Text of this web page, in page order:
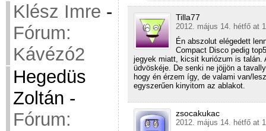
Klész Imre -
Fórum:
Kávézó2
Hegedüs
Zoltán -
Fórum:
Tilla77
2012. május 14. hétfő at
Én abszolut elégedett
Compact Disco pedig
jegyek miatt, kicsit kuriózum is talán.
üdvöskéje. De senki ne jöjjön a
hogy én érzem így, de valami van/
egyszerűen kinyitom az ablakot.
zsocakukac
2012. május 14. hétfő at